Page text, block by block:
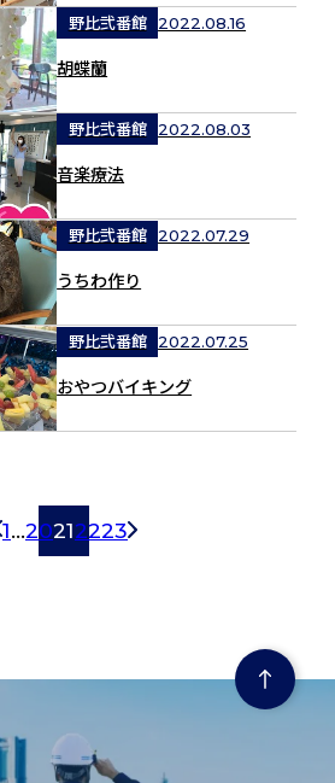
野比弐番館 2022.08.16
胡蝶蘭
野比弐番館 2022.08.03
音楽療法
野比弐番館 2022.07.29
うちわ作り
野比弐番館 2022.07.25
おやつバイキング
Prev
1…20212223Next ページの先頭にもどる